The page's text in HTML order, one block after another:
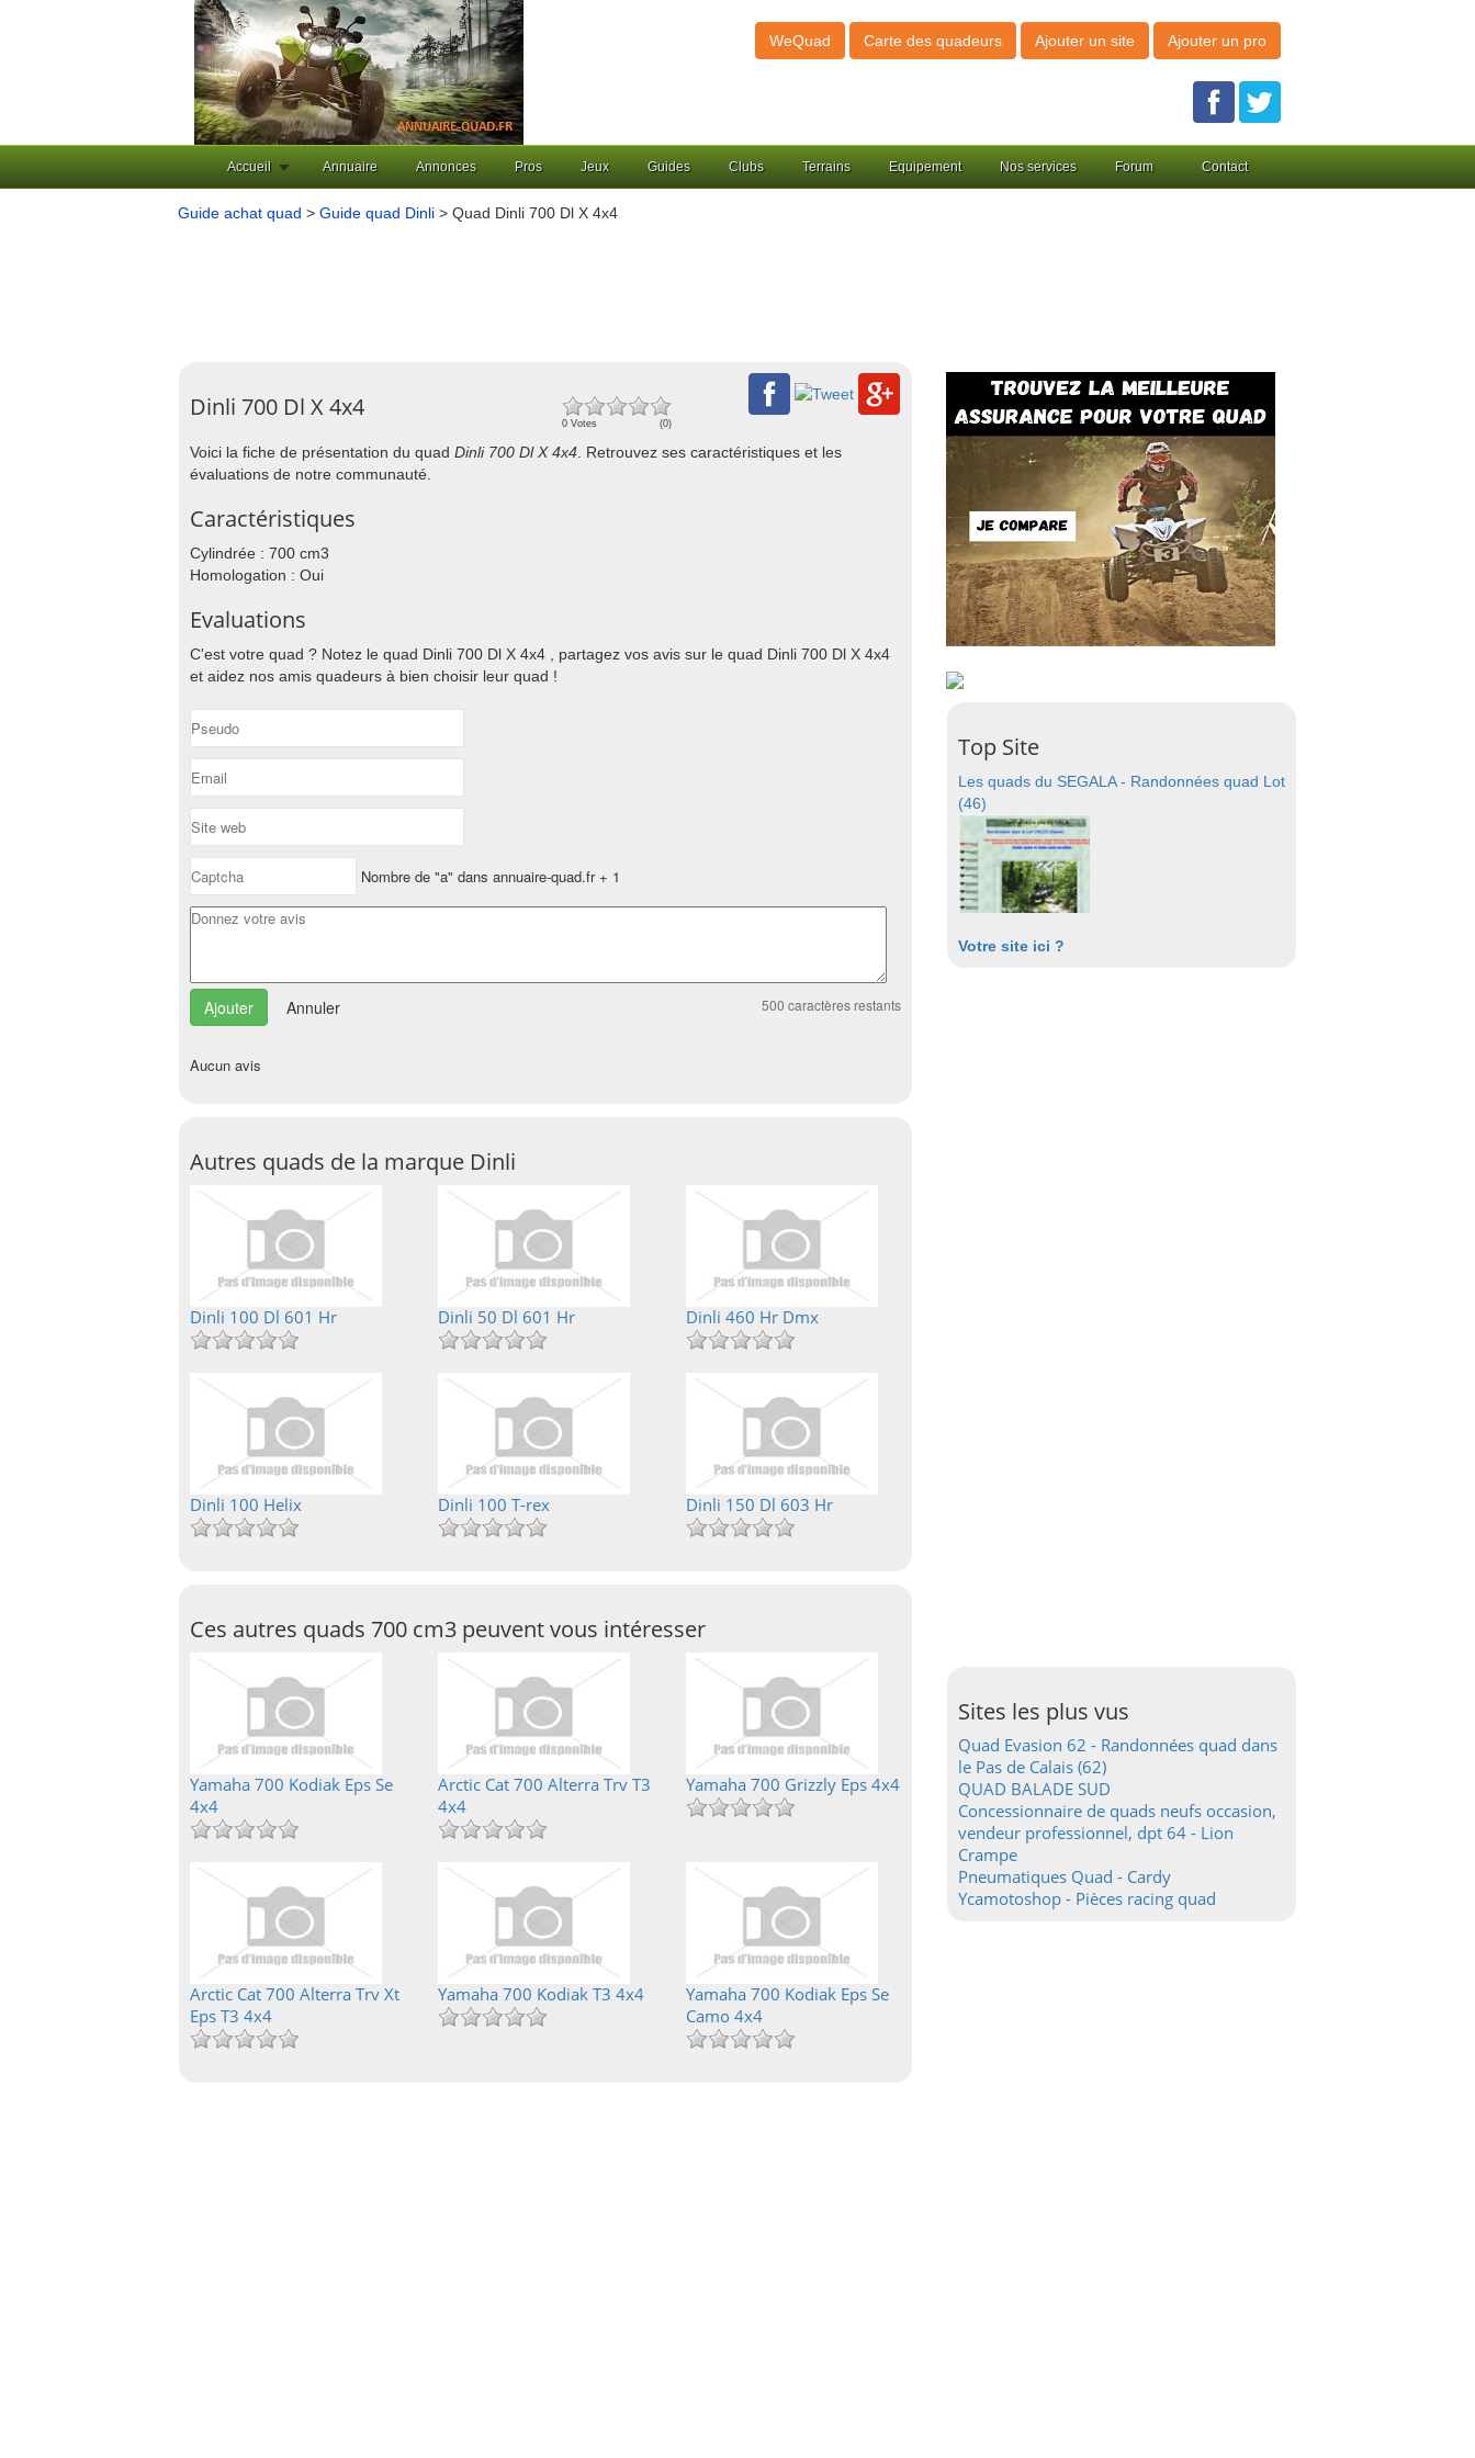
WeQuad Carte des quadeurs Ajouter un site Ajouter un pro
Accueil Annuaire Annonces Pros Jeux Guides Clubs Terrains Equipement Nos services Forum Contact
Guide achat quad > Guide quad Dinli > Quad Dinli 700 Dl X 4x4
Dinli 700 Dl X 4x4
0 Votes (0)
Voici la fiche de présentation du quad Dinli 700 Dl X 4x4 . Retrouvez ses caractéristiques et les
évaluations de notre communauté.
Caractéristiques
Cylindrée : 700 cm3
Homologation : Oui
Evaluations
C'est votre quad ? Notez le quad Dinli 700 Dl X 4x4 , partagez vos avis sur le quad Dinli 700 Dl X 4x4
et aidez nos amis quadeurs à bien choisir leur quad !
Nombre de "a" dans annuaire-quad.fr + 1
Annuler 500 caractères restants
Aucun avis
Autres quads de la marque Dinli
Dinli 100 Dl 601 Hr Dinli 50 Dl 601 Hr Dinli 460 Hr Dmx
Dinli 100 Helix Dinli 100 T-rex Dinli 150 Dl 603 Hr
Ces autres quads 700 cm3 peuvent vous intéresser
Yamaha 700 Kodiak Eps Se
4x4
Arctic Cat 700 Alterra Trv T3
4x4
Yamaha 700 Grizzly Eps 4x4
Arctic Cat 700 Alterra Trv Xt
Eps T3 4x4
Yamaha 700 Kodiak T3 4x4
Yamaha 700 Kodiak Eps Se
Camo 4x4
Top Site
Les quads du SEGALA - Randonnées quad Lot
(46)
Votre site ici ?
Sites les plus vus
Quad Evasion 62 - Randonnées quad dans
le Pas de Calais (62)
QUAD BALADE SUD
Concessionnaire de quads neufs occasion,
vendeur professionnel, dpt 64 - Lion
Crampe
Pneumatiques Quad - Cardy
Ycamotoshop - Pièces racing quad